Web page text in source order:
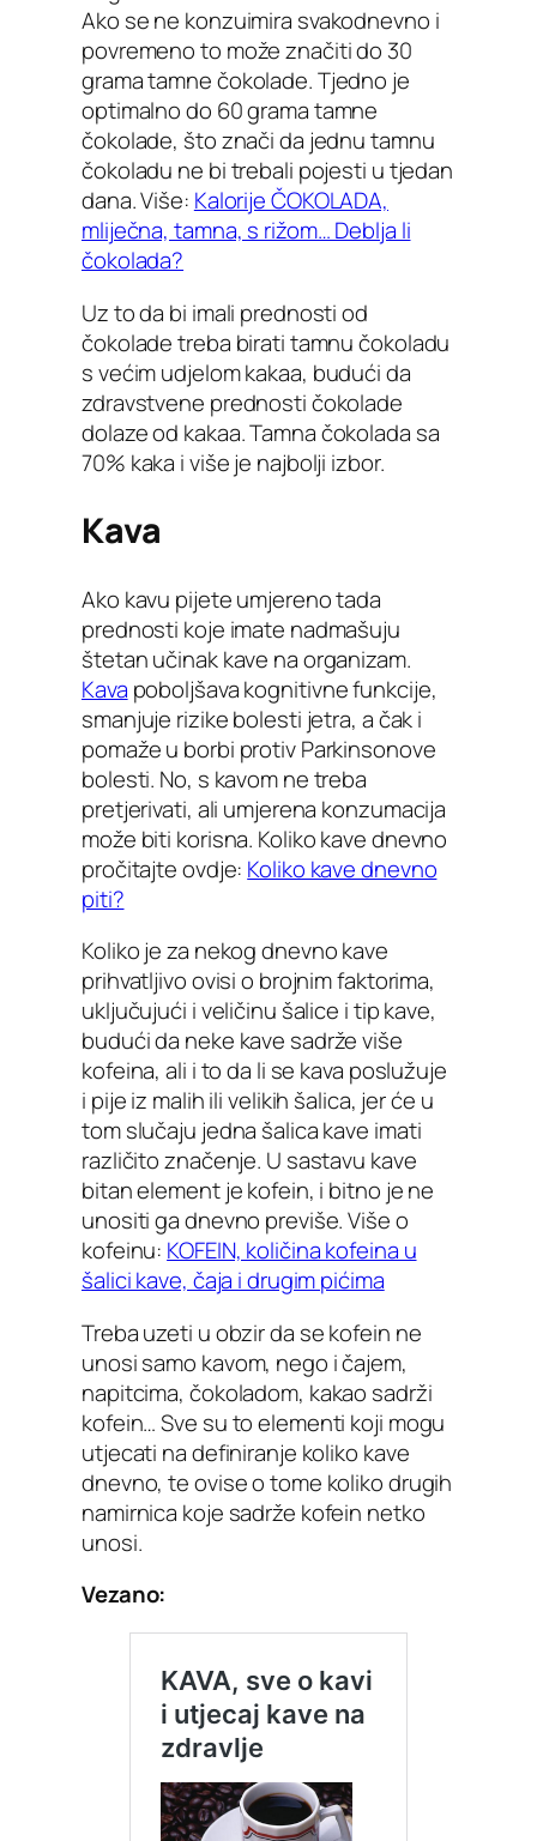
Ako se ne konzuimira svakodnevno i
povremeno to može značiti do 30
grama tamne čokolade. Tjedno je
optimalno do 60 grama tamne
čokolade, što znači da jednu tamnu
čokoladu ne bi trebali pojesti u tjedan
dana. Više: Kalorije ČOKOLADA,
mliječna, tamna, s rižom… Deblja li
čokolada?
Uz to da bi imali prednosti od
čokolade treba birati tamnu čokoladu
s većim udjelom kakaa, budući da
zdravstvene prednosti čokolade
dolaze od kakaa. Tamna čokolada sa
70% kaka i više je najbolji izbor.
Kava
Ako kavu pijete umjereno tada
prednosti koje imate nadmašuju
štetan učinak kave na organizam.
Kava poboljšava kognitivne funkcije,
smanjuje rizike bolesti jetra, a čak i
pomaže u borbi protiv Parkinsonove
bolesti. No, s kavom ne treba
pretjerivati, ali umjerena konzumacija
može biti korisna. Koliko kave dnevno
pročitajte ovdje: Koliko kave dnevno
piti?
Koliko je za nekog dnevno kave
prihvatljivo ovisi o brojnim faktorima,
uključujući i veličinu šalice i tip kave,
budući da neke kave sadrže više
kofeina, ali i to da li se kava poslužuje
i pije iz malih ili velikih šalica, jer će u
tom slučaju jedna šalica kave imati
različito značenje. U sastavu kave
bitan element je kofein, i bitno je ne
unositi ga dnevno previše. Više o
kofeinu: KOFEIN, količina kofeina u
šalici kave, čaja i drugim pićima
Treba uzeti u obzir da se kofein ne
unosi samo kavom, nego i čajem,
napitcima, čokoladom, kakao sadrži
kofein… Sve su to elementi koji mogu
utjecati na definiranje koliko kave
dnevno, te ovise o tome koliko drugih
namirnica koje sadrže kofein netko
unosi.
Vezano: